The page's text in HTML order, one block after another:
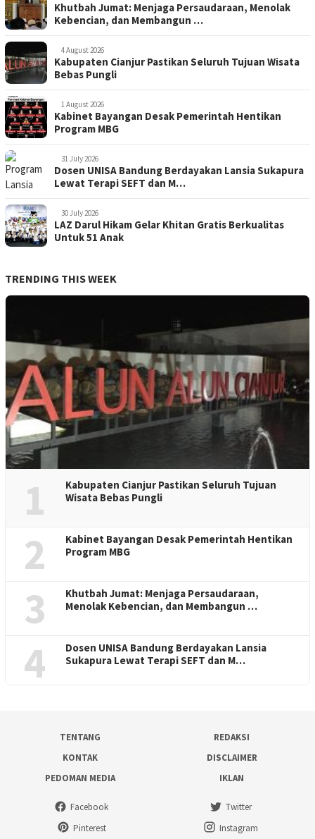
Khutbah Jumat: Menjaga Persaudaraan, Menolak
Kebencian, dan Membangun …
4 August 2026
Kabupaten Cianjur Pastikan Seluruh Tujuan Wisata
Bebas Pungli
1 August 2026
Kabinet Bayangan Desak Pemerintah Hentikan
Program MBG
31 July 2026
Dosen UNISA Bandung Berdayakan Lansia Sukapura
Lewat Terapi SEFT dan M…
30 July 2026
LAZ Darul Hikam Gelar Khitan Gratis Berkualitas
Untuk 51 Anak
TRENDING THIS WEEK
1
Kabupaten Cianjur Pastikan Seluruh Tujuan
Wisata Bebas Pungli
2
Kabinet Bayangan Desak Pemerintah Hentikan
Program MBG
3
Khutbah Jumat: Menjaga Persaudaraan,
Menolak Kebencian, dan Membangun …
4
Dosen UNISA Bandung Berdayakan Lansia
Sukapura Lewat Terapi SEFT dan M…
TENTANG
REDAKSI
KONTAK
DISCLAIMER
PEDOMAN MEDIA
IKLAN
Facebook
Twitter
Pinterest
Instagram